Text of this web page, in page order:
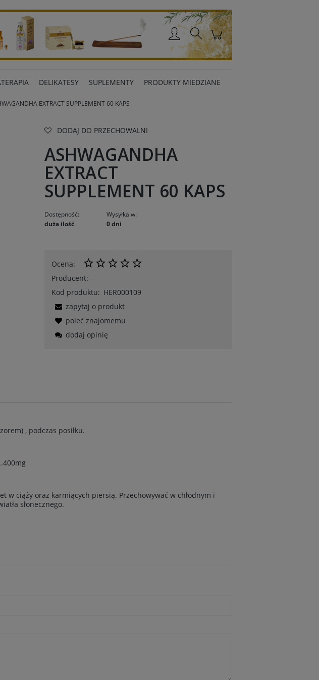
DELIKATESY SUPLEMENTY PRODUKTY MIEDZIANE
EXTRACT SUPPLEMENT 60 KAPS
DODAJ DO PRZECHOWALNI
ASHWAGANDHA
EXTRACT
SUPPLEMENT 60 KAPS
Dostępność:
duża ilość
Wysyłka w:
0 dni
Ocena:
Producent: -
Kod produktu: HER000109
zapytaj o produkt
poleć znajomemu
dodaj opinię
, podczas posiłku.
w ciąży oraz karmiących piersią. Przechowywać w chłodnym i
słonecznego.